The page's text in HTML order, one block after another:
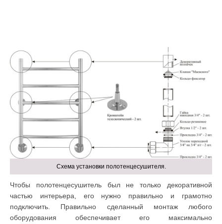
Схема установки полотенцесушителя.
Чтобы полотенцесушитель был не только декоративной
частью интерьера, его нужно правильно и грамотно
подключить. Правильно сделанный монтаж любого
оборудования обеспечивает его максимально